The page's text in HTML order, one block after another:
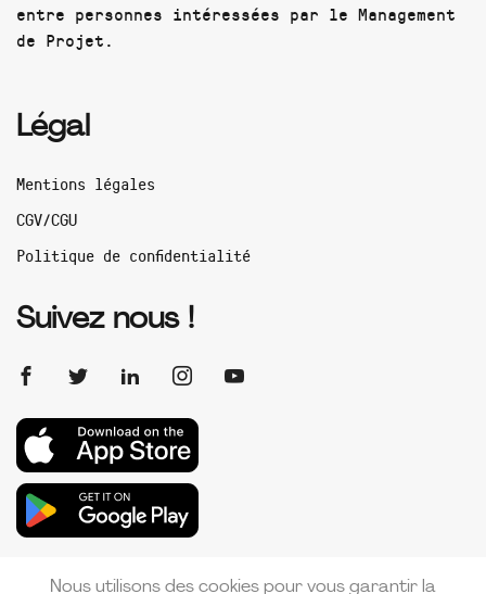
entre personnes intéressées par le Management
de Projet.
Légal
Mentions légales
CGV/CGU
Politique de confidentialité
Suivez nous !
Nous utilisons des cookies pour vous garantir la